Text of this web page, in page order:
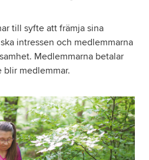
till syfte att främja sina
intressen och medlemmarna
Medlemmarna betalar
blir medlemmar.